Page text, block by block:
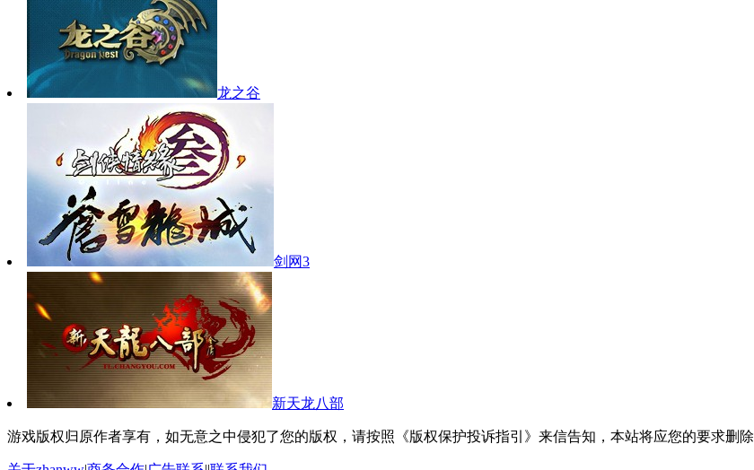
龙之谷
剑网3
新天龙八部
游戏版权归原作者享有，如无意之中侵犯了您的版权，请按照《版权保护投诉指引》来信告知，本站将应您的要求删除